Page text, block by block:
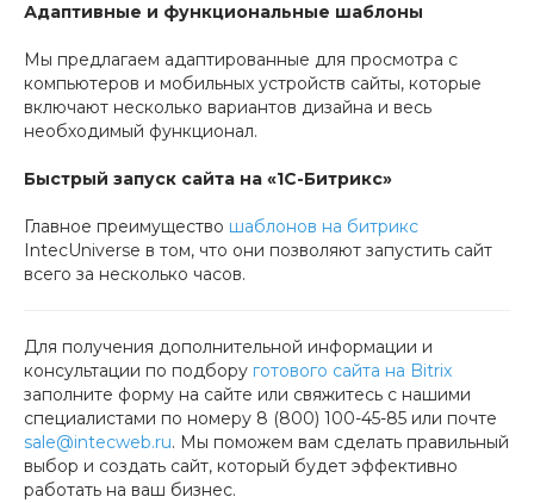
Адаптивные и функциональные шаблоны
Мы предлагаем адаптированные для просмотра с
компьютеров и мобильных устройств сайты, которые
включают несколько вариантов дизайна и весь
необходимый функционал.
Быстрый запуск сайта на «1С-Битрикс»
Главное преимущество шаблонов на битрикс
IntecUniverse в том, что они позволяют запустить сайт
всего за несколько часов.
Для получения дополнительной информации и
консультации по подбору готового сайта на Bitrix
заполните форму на сайте или свяжитесь с нашими
специалистами по номеру 8 (800) 100-45-85 или почте
sale@intecweb.ru. Мы поможем вам сделать правильный
выбор и создать сайт, который будет эффективно
работать на ваш бизнес.